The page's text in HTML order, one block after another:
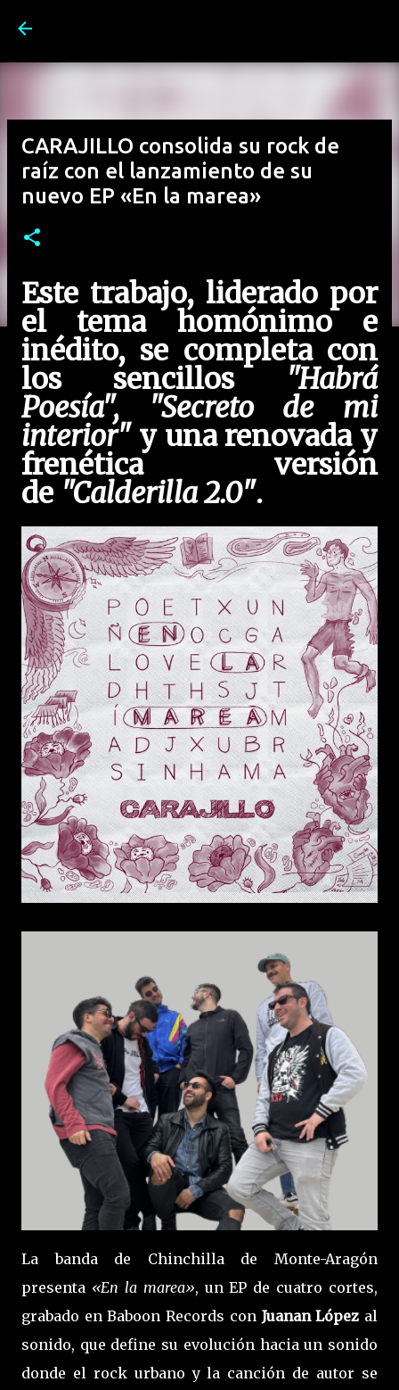
CARAJILLO consolida su rock de
raíz con el lanzamiento de su
nuevo EP «En la marea»
Este trabajo, liderado por
el tema homónimo e
inédito, se completa con
los sencillos "Habrá
Poesía", "Secreto de mi
interior"y una renovada y
frenética versión
de "Calderilla 2.0".
La banda de Chinchilla de Monte-Aragón
presenta «En la marea», un EP de cuatro cortes,
grabado en Baboon Records con Juanan López al
sonido, que define su evolución hacia un sonido
donde el rock urbano y la canción de autor se